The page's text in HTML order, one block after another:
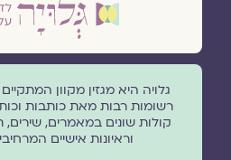
גלויה היא מגזין מקוון
רשומות רבות מאת כותבות
קולות שונים במאמרים, שירים,
וראיונות אישיים